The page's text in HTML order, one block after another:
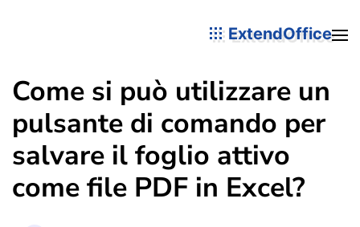
ExtendOffice
Come si può utilizzare un
pulsante di comando per
salvare il foglio attivo
come file PDF in Excel?